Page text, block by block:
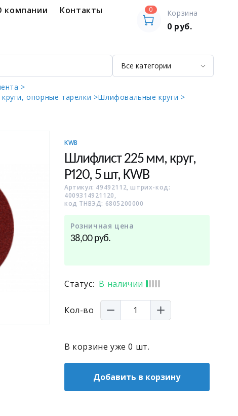
компании
Контакты
0 Корзина
0 руб.
>
опорные тарелки >Шлифовальные круги >
KWB
Шлифлист 225 мм, круг,
P120, 5 шт, KWB
Артикул: 49492112, штрих-код:
4009314921120,
код ТНВЭД: 6805200000
Розничная цена
38,00руб.
Статус: В наличии
Кол-во
В корзине уже0 шт.
Добавить в корзину